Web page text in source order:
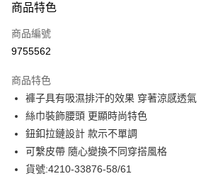
信用卡一次付款
信用卡分期付款
合作金庫商業銀行
華南商業銀行
彰化商業銀行
上海商業儲蓄銀行
國泰世華商業銀行
臺灣中小企業銀行
匯豐（台灣）商業銀行
聯邦商業銀行
LINE Pay
Apple Pay
街口支付
悠遊付
商品特色
商品編號
9755562
商品特色
褲子具有吸濕排汗的效果 穿著涼感透氣
絲巾裝飾腰頭 更顯時尚特色
鈕釦拉鏈設計 款示不單調
可繫皮帶 隨心變換不同穿搭風格
貨號:4210-33876-58/61